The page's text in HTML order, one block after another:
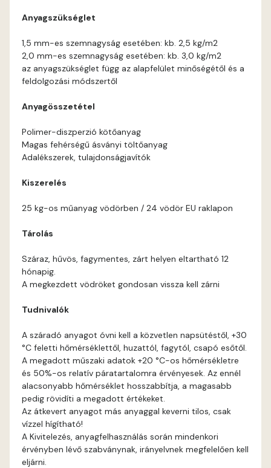
Anyagszükséglet
1,5 mm-es szemnagyság esetében: kb. 2,5 kg/m2
2,0 mm-es szemnagyság esetében: kb. 3,0 kg/m2
az anyagszükséglet függ az alapfelület minőségétől és a
feldolgozási módszertől
Anyagösszetétel
Polimer-diszperzió kötőanyag
Magas fehérségű ásványi töltőanyag
Adalékszerek, tulajdonságjavítók
Kiszerelés
25 kg-os műanyag vödörben / 24 vödör EU raklapon
Tárolás
Száraz, hűvös, fagymentes, zárt helyen eltartható 12
hónapig.
A megkezdett vödröket gondosan vissza kell zárni
Tudnivalók
A száradó anyagot óvni kell a közvetlen napsütéstől, +30
°C feletti hőmérséklettől, huzattól, fagytól, csapó esőtől.
A megadott műszaki adatok +20 °C-os hőmérsékletre
és 50%-os relatív páratartalomra érvényesek. Az ennél
alacsonyabb hőmérséklet hosszabbítja, a magasabb
pedig rövidíti a megadott értékeket.
Az átkevert anyagot más anyaggal keverni tilos, csak
vízzel hígítható!
A Kivitelezés, anyagfelhasználás során mindenkori
érvényben lévő szabványnak, irányelvnek megfelelően kell
eljárni.